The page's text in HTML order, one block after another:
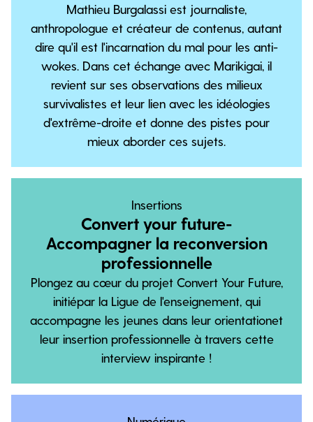
Mathieu Burgalassi est journaliste,
anthropologue et créateur de contenus, autant
dire qu'il est l'incarnation du mal pour les anti-
wokes. Dans cet échange avec Marikigai, il
revient sur ses observations des milieux
survivalistes et leur lien avec les idéologies
d'extrême-droite et donne des pistes pour
mieux aborder ces sujets.
Insertions
Convert your future-
Accompagner la reconversion
professionnelle
Plongez au cœur du projet Convert Your Future,
initiépar la Ligue de l'enseignement, qui
accompagne les jeunes dans leur orientationet
leur insertion professionnelle à travers cette
interview inspirante !